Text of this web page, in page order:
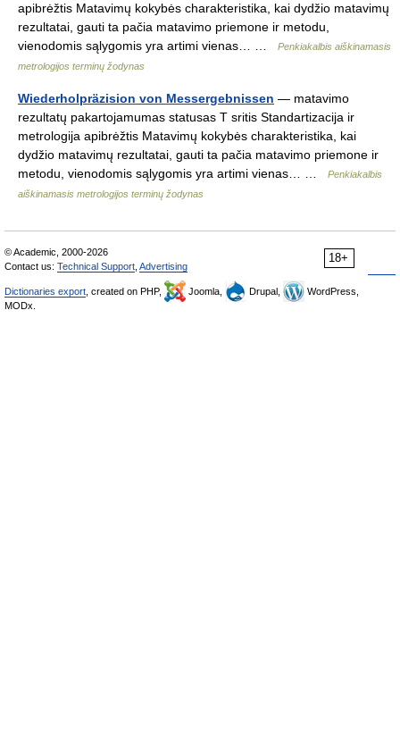
apibrėžtis Matavimų kokybės charakteristika, kai dydžio matavimų
rezultatai, gauti ta pačia matavimo priemone ir metodu,
vienodomis sąlygomis yra artimi vienas… …
Penkiakalbis aiškinamasis
metrologijos terminų žodynas
Wiederholpräzision von Messergebnissen — matavimo
rezultatų pakartojamumas statusas T sritis Standartizacija ir
metrologija apibrėžtis Matavimų kokybės charakteristika, kai
dydžio matavimų rezultatai, gauti ta pačia matavimo priemone ir
metodu, vienodomis sąlygomis yra artimi vienas… …
Penkiakalbis
aiškinamasis metrologijos terminų žodynas
18+
© Academic, 2000-2026
Contact us: Technical Support Advertising
Dictionaries export , created on PHP, Joomla, Drupal,
WordPress,
MODx.